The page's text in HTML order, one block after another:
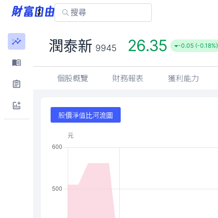
潤泰新 9945 26.35 -0.05 (-0.18%)
個股概覽 財務報表 獲利能力
股價淨值比河流圖